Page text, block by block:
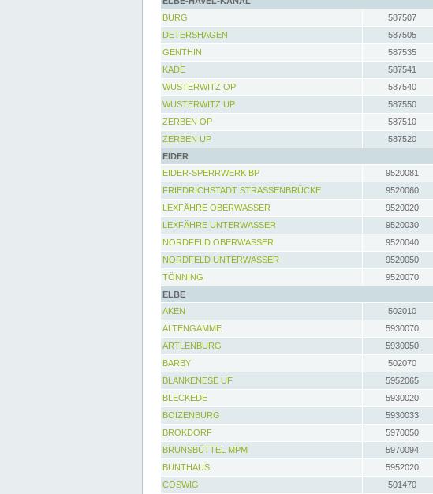
BURG
587507
DETERSHAGEN
587505
GENTHIN
587535
KADE
587541
WUSTERWITZ OP
587540
WUSTERWITZ UP
587550
ZERBEN OP
587510
ZERBEN UP
587520
EIDER
EIDER-SPERRWERK BP
9520081
FRIEDRICHSTADT STRASSENBRÜCKE
9520060
LEXFÄHRE OBERWASSER
9520020
LEXFÄHRE UNTERWASSER
9520030
NORDFELD OBERWASSER
9520040
NORDFELD UNTERWASSER
9520050
TÖNNING
9520070
ELBE
AKEN
502010
ALTENGAMME
5930070
ARTLENBURG
5930050
BARBY
502070
BLANKENESE UF
5952065
BLECKEDE
5930020
BOIZENBURG
5930033
BROKDORF
5970050
BRUNSBÜTTEL MPM
5970094
BUNTHAUS
5952020
COSWIG
501470